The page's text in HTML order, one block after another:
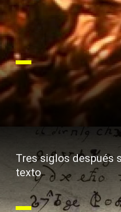
Tres siglos después
texto